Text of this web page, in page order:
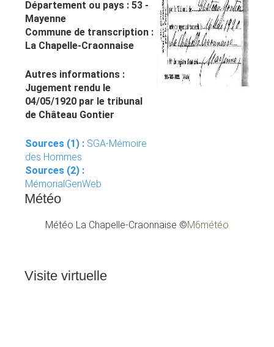
Département ou pays : 53 -
Mayenne
Commune de transcription :
La Chapelle-Craonnaise
Autres informations :
Jugement rendu le
04/05/1920 par le tribunal
de Château Gontier
Sources (1) : SGA-Mémoire
des Hommes
Sources (2) :
MémorialGenWeb
Météo
Météo La Chapelle-Craonnaise ©M6météo
Visite virtuelle